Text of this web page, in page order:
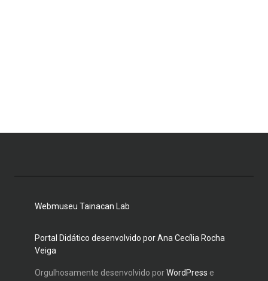
Webmuseu Tainacan Lab
Portal Didático desenvolvido por Ana Cecília Rocha
Veiga
Orgulhosamente desenvolvido porWordPress e